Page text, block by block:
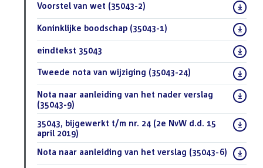
Download
Voorstel van wet (35043-2)
Download
Koninklijke boodschap (35043-1)
Download
bestand:
eindtekst 35043
Download
Tweede nota van wijziging (35043-24)
Download
bestand:
Nota naar aanleiding van het nader verslag
(35043-9)
Download
bestand:
35043, bijgewerkt t/m nr. 24 (2e NvW d.d. 15
april 2019)
Download
Nota naar aanleiding van het verslag (35043-6) (PDF)